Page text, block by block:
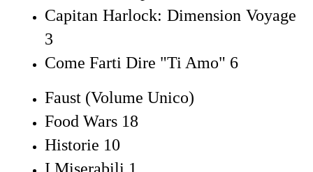
Capitan Harlock: Dimension Voyage
3
Come Farti Dire "Ti Amo" 6
Faust (Volume Unico)
Food Wars 18
Historie 10